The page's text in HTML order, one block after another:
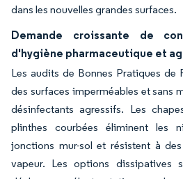
dans les nouvelles grandes surfaces.
Demande croissante de
d'hygiène pharmaceutique et
Les audits de Bonnes Pratiques de
des surfaces imperméables et sans
désinfectants agressifs. Les
plinthes courbées éliminent les
jonctions mur-sol et résistent à
vapeur. Les options dissipatives